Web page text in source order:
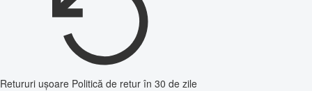
Retururi ușoare Politică de retur în 30 de zile